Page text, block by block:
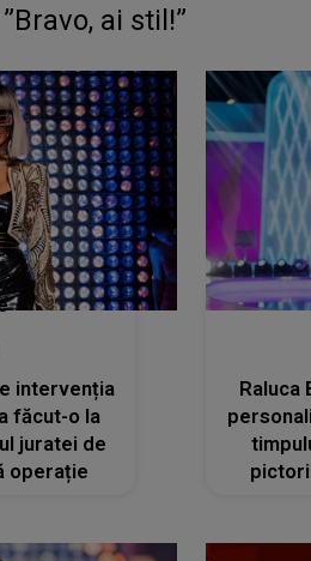
ai stil!”
intervenția
făcut-o la
juratei de
operație
Raluca